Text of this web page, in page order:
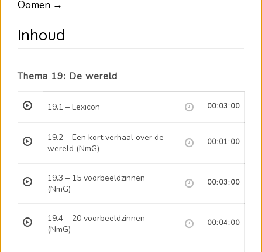
Oomen →
Inhoud
Thema 19: De wereld
19.1 – Lexicon 00:03:00
19.2 – Een kort verhaal over de
wereld (NmG)
00:01:00
19.3 – 15 voorbeeldzinnen
(NmG)
00:03:00
19.4 – 20 voorbeeldzinnen
(NmG)
00:04:00